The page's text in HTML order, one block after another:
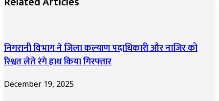
निगरानी विभाग ने जिला कल्याण पदाधिकारी और नाजिर को
रिश्वत लेते रंगे हाथ किया गिरफ्तार
December 19, 2025